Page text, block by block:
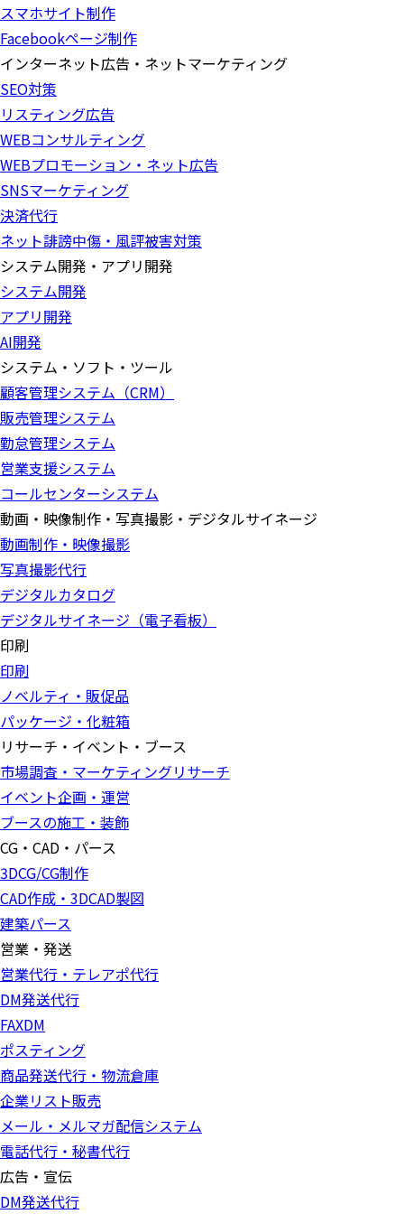
スマホサイト制作
Facebookページ制作
インターネット広告・ネットマーケティング
SEO対策
リスティング広告
WEBコンサルティング
WEBプロモーション・ネット広告
SNSマーケティング
決済代行
ネット誹謗中傷・風評被害対策
システム開発・アプリ開発
システム開発
アプリ開発
AI開発
システム・ソフト・ツール
顧客管理システム（CRM）
販売管理システム
勤怠管理システム
営業支援システム
コールセンターシステム
動画・映像制作・写真撮影・デジタルサイネージ
動画制作・映像撮影
写真撮影代行
デジタルカタログ
デジタルサイネージ（電子看板）
印刷
印刷
ノベルティ・販促品
パッケージ・化粧箱
リサーチ・イベント・ブース
市場調査・マーケティングリサーチ
イベント企画・運営
ブースの施工・装飾
CG・CAD・パース
3DCG/CG制作
CAD作成・3DCAD製図
建築パース
営業・発送
営業代行・テレアポ代行
DM発送代行
FAXDM
ポスティング
商品発送代行・物流倉庫
企業リスト販売
メール・メルマガ配信システム
電話代行・秘書代行
広告・宣伝
DM発送代行